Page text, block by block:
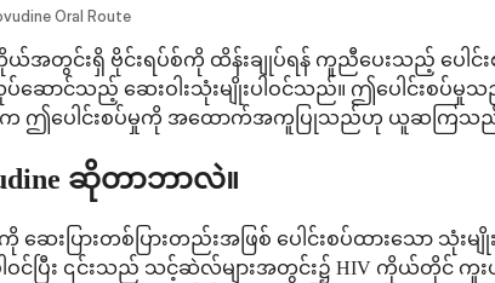
Oral Route
န္ဓာကိုယ်အတွင်းရှိ ဗိုင်းရပ်စ်ကို ထိန်းချုပ်ရန် ကူညီပေးသည့် ပေ
ောင်သည့် ဆေးဝါးသုံးမျိုးပါဝင်သည်။ ဤပေါင်းစပ်မှု
ြားက ဤပေါင်းစပ်မှုကို အထောက်အကူပြုသည်ဟု ယူဆကြသ
ဆိုတာဘာလဲ။
တို့ကို ဆေးပြားတစ်ပြားတည်းအဖြစ် ပေါင်းစပ်ထားသော
ါဝင်ပြီး ၎င်းသည် သင့်ဆဲလ်များအတွင်း၌ HIV ကိုယ်တိုင် ကူး